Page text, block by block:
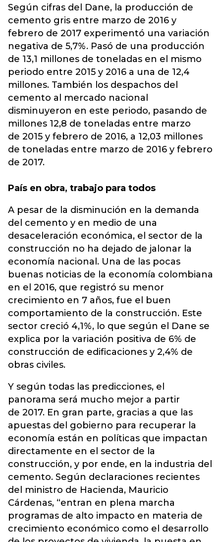
Según cifras del Dane, la producción de
cemento gris entre marzo de 2016 y
febrero de 2017 experimentó una variación
negativa de 5,7%. Pasó de una producción
de 13,1 millones de toneladas en el mismo
periodo entre 2015 y 2016 a una de 12,4
millones. También los despachos del
cemento al mercado nacional
disminuyeron en este periodo, pasando de
millones 12,8 de toneladas entre marzo
de 2015 y febrero de 2016, a 12,03 millones
de toneladas entre marzo de 2016 y febrero
de 2017.
País en obra, trabajo para todos
A pesar de la disminución en la demanda
del cemento y en medio de una
desaceleración económica, el sector de la
construcción no ha dejado de jalonar la
economía nacional. Una de las pocas
buenas noticias de la economía colombiana
en el 2016, que registró su menor
crecimiento en 7 años, fue el buen
comportamiento de la construcción. Este
sector creció 4,1%, lo que según el Dane se
explica por la variación positiva de 6% de
construcción de edificaciones y 2,4% de
obras civiles.
Y según todas las predicciones, el
panorama será mucho mejor a partir
de 2017. En gran parte, gracias a que las
apuestas del gobierno para recuperar la
economía están en políticas que impactan
directamente en el sector de la
construcción, y por ende, en la industria del
cemento. Según declaraciones recientes
del ministro de Hacienda, Mauricio
Cárdenas, “entran en plena marcha
programas de alto impacto en materia de
crecimiento económico como el desarrollo